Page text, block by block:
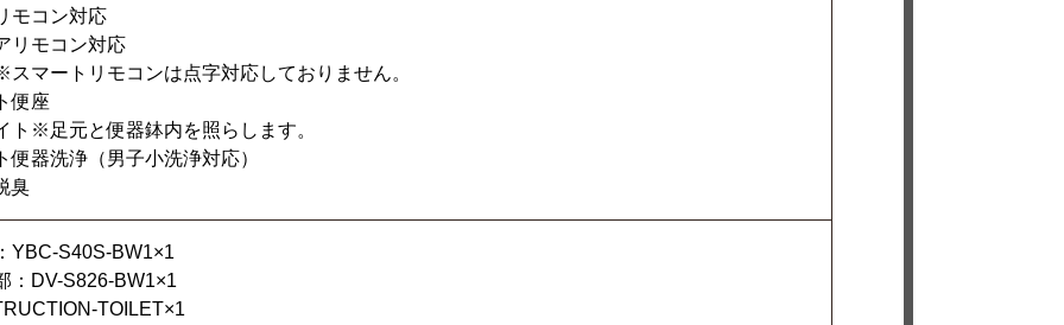
モコン対応
リモコン対応
マートリモコンは点字対応しておりません。
便座
ト※足元と便器鉢内を照らします。
便器洗浄（男子小洗浄対応）
臭
YBC-S40S-BW1×1
：DV-S826-BW1×1
TOILET×1